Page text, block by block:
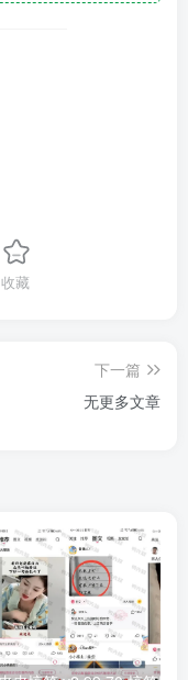
收藏
下一篇
无更多文章